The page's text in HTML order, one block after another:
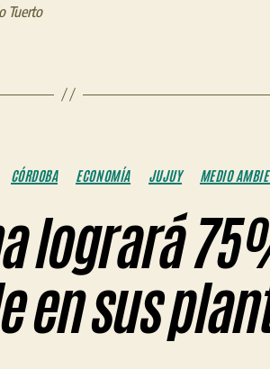
Tuerto
Categorías
CÓRDOBA ECONOMÍA JUJUY MEDIO
logrará
en sus